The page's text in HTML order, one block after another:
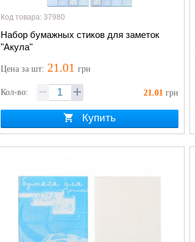
Код товара: 37980
Набор бумажных стиков для заметок
"Акула"
Ценаза шт: 21.01 грн
Кол-во: 21.01 грн
Купить